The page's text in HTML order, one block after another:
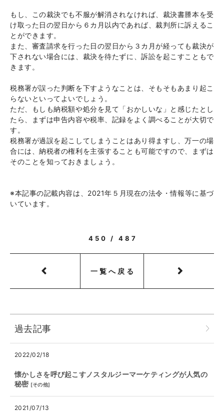
もし、この裁決でも不服が解消されなければ、裁決書謄本を受
け取った日の翌日から６カ月以内であれば、裁判所に訴えるこ
とができます。
また、審査請求を行った日の翌日から３カ月が経っても裁決が
下されない場合には、裁決を待たずに、訴訟を起こすこともで
きます。
税務署が誤った判断を下すようなことは、そもそもあまり起こ
らないといってよいでしょう。
ただ、もしも納税額や処分を見て「おかしいな」と感じたとし
たら、まずは申告内容や税率、記録をよく調べることが大切で
す。
税務署が過誤を起こしてしまうことはあり得ますし、万一の場
合には、納税者の権利を主張することも可能ですので、まずは
そのことを知っておきましょう。
※本記事の記載内容は、2021年５月現在の法令・情報等に基づ
いています。
450 / 487
一覧へ戻る
過去記事
2022/02/18
懐かしさを呼び起こすノスタルジーマーケティングが人気の
秘密 [その他]
2021/07/13